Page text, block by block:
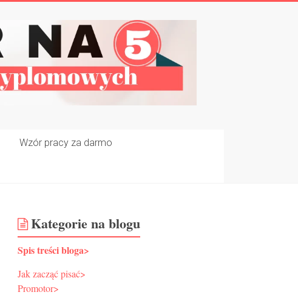
Wzór pracy za darmo
Kategorie na blogu
Spis treści bloga>
Jak zacząć pisać>
Promotor>